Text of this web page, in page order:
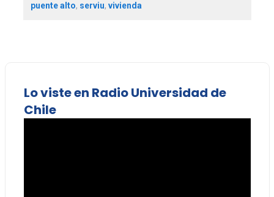
puente alto, serviu, vivienda
Lo viste en Radio Universidad de
Chile